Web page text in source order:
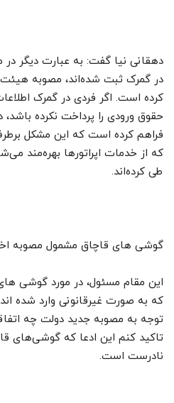
دهقانی نیا گفت: به عبارت دیگر
در گمرک ثبت شده‌اند، مصوبه
کرده است. اگر فردی در گمرک
حقوق ورودی را پرداخت نکرده
فراهم کرده است که این مشکل
که از خدمات اپراتورها بهره‌مند
طی کرده‌اند.
گوشی های قاچاق مشمول مصوبه
این مقام مسئول، در مورد گوشی
که به صورت غیرقانونی وارد شده
توجه به مصوبه جدید دولت چه
تاکید کنم این ادعا که گوشی‌های
نادرست است.